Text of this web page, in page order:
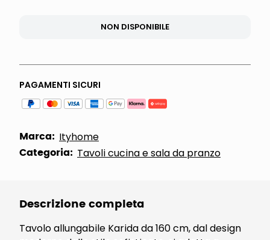
NON DISPONIBILE
PAGAMENTI SICURI
Marca: Ityhome
Categoria: Tavoli cucina e sala da pranzo
Descrizione completa
Tavolo allungabile Karida da 160 cm, dal design